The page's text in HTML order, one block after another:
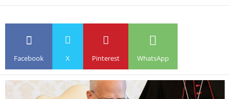
Facebook X Pinterest WhatsApp